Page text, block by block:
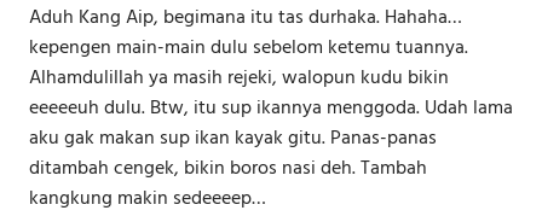
Aduh Kang Aip, begimana itu tas durhaka. Hahaha…
kepengen main-main dulu sebelom ketemu tuannya.
Alhamdulillah ya masih rejeki, walopun kudu bikin
eeeeeuh dulu. Btw, itu sup ikannya menggoda. Udah lama
aku gak makan sup ikan kayak gitu. Panas-panas
ditambah cengek, bikin boros nasi deh. Tambah
kangkung makin sedeeeep…